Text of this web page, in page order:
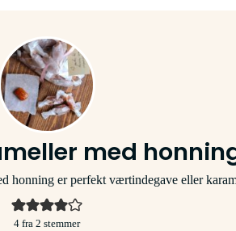
med
honning er perfekt værtindegave eller
4 fra 2 stemmer